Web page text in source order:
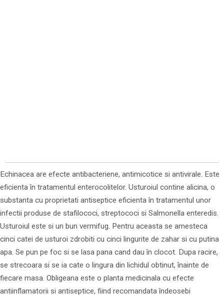
Echinacea are efecte antibacteriene, antimicotice si antivirale. Este
eficienta în tratamentul enterocolitelor. Usturoiul contine alicina, o
substanta cu proprietati antiseptice eficienta în tratamentul unor
infectii produse de stafilococi, streptococi si Salmonella enteredis.
Usturoiul este si un bun vermifug. Pentru aceasta se amesteca
cinci catei de usturoi zdrobiti cu cinci lingurite de zahar si cu putina
apa. Se pun pe foc si se lasa pana cand dau în clocot. Dupa racire,
se strecoara si se ia cate o lingura din lichidul obtinut, înainte de
fiecare masa. Obligeana este o planta medicinala cu efecte
antiinflamatorii si antiseptice, fiind recomandata îndeosebi